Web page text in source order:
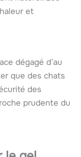
et
dégagé d’au
que des chats
des
prudente du